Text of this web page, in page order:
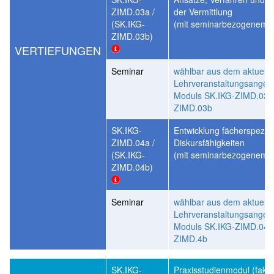
VERTIEFUNGEN
ZIMD.03a /
(SK.IKG-
ZIMD.03b)
der Vermittlung
(mit seminarbezogenem
Seminar
wählbar aus dem
Moduls SK.IKG-
ZIMD.03b
SK.IKG-
ZIMD.04a /
(SK.IKG-
ZIMD.04b)
Entwicklung
Diskursfähigkeiten
(mit seminarbezogenem
Seminar
wählbar aus dem
Moduls SK.IKG-
ZIMD.4b
SK.IKG- Praxisstudienmodul